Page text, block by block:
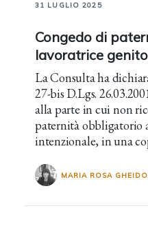
31 LUGLIO 2025
Congedo di
lavoratrice
La Consulta ha
27-bis D.Lgs.
alla parte in cui non
paternità obbligatorio
intenzionale, in una
genitori nei registri
MARIA ROSA GHEIDO